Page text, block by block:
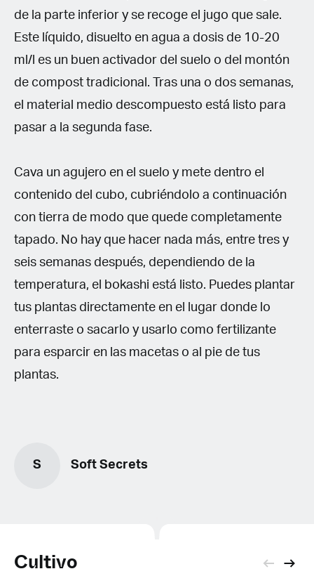
de la parte inferior y se recoge el jugo que sale.
Este líquido, disuelto en agua a dosis de 10-20
ml/l es un buen activador del suelo o del montón
de compost tradicional. Tras una o dos semanas,
el material medio descompuesto está listo para
pasar a la segunda fase.
Cava un agujero en el suelo y mete dentro el
contenido del cubo, cubriéndolo a continuación
con tierra de modo que quede completamente
tapado. No hay que hacer nada más, entre tres y
seis semanas después, dependiendo de la
temperatura, el bokashi está listo. Puedes plantar
tus plantas directamente en el lugar donde lo
enterraste o sacarlo y usarlo como fertilizante
para esparcir en las macetas o al pie de tus
plantas.
S Soft Secrets
Cultivo